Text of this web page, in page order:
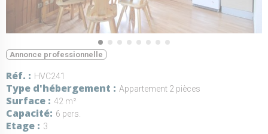
Annonce professionnelle
Réf. HVC241
Type d'hébergement Appartement 2 pièces
Surface 42 m²
Capacité 6 pers.
Etage 3